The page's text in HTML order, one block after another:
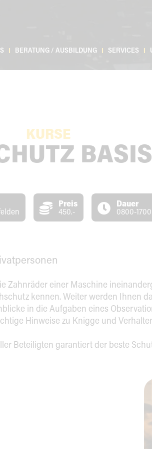
SERVICES
BERATUNG / AUSBILDUNG
KURSE
Preis
450.-
Dauer
0800-1700
Zahnräder einer Maschine
kennen. Weiter werden Ihnen
in die Aufgaben eines
Hinweise zu Knigge und
Beteiligten garantiert der beste